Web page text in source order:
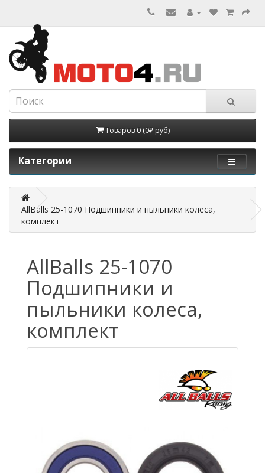
Товаров 0 (0₽ руб)
Категории
AllBalls 25-1070 Подшипники и пыльники колеса,
комплект
AllBalls 25-1070
Подшипники и
пыльники колеса,
комплект